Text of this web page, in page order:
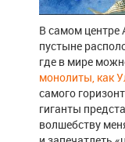
В самом центре
пустыне
где в мире
монолиты, как
самого
гиганты
волшебству